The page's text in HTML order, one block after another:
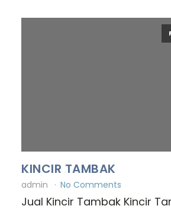
KINCIR TAMBAK
admin No Comments
Jual Kincir Tambak Kincir